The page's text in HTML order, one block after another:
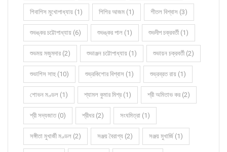
শিবাশিস মুখোপাধ্যায় (1) শিশির আজম (1) শীতল বিশ্বাস (3)
শুভঙ্কর চট্টোপাধ্যায় (6) শুভঙ্কর পাল (1) শুভদীপ চক্রবর্তী (1)
শুভময় মজুমদার (2) শুভাঞ্জন চট্টোপাধ্যায় (1) শুভায়ন চক্রবর্তী (2)
শুভাশিস সাহু (10) শুভ্রকিশোর বিশ্বাস (1) শুভ্রব্রত রায় (1)
শোভন মণ্ডল (1) শ্যামল কুমার মিশ্র (1) শ্রী অমিতাভ কর (2)
শ্রী সদ্যজাত (0) শ্রীধর (2) সংঘমিত্রা (1)
সঙ্গীতা মুখার্জী মণ্ডল (2) সঞ্জয় বৈরাগ্য (2) সঞ্জয় মুখার্জি (1)